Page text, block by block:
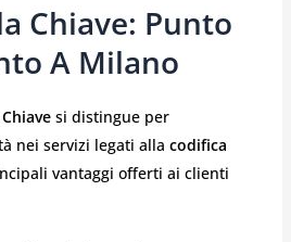
Chiave: Punto
A Milano
si distingue per
nei servizi legati alla codifica
vantaggi offerti ai clienti